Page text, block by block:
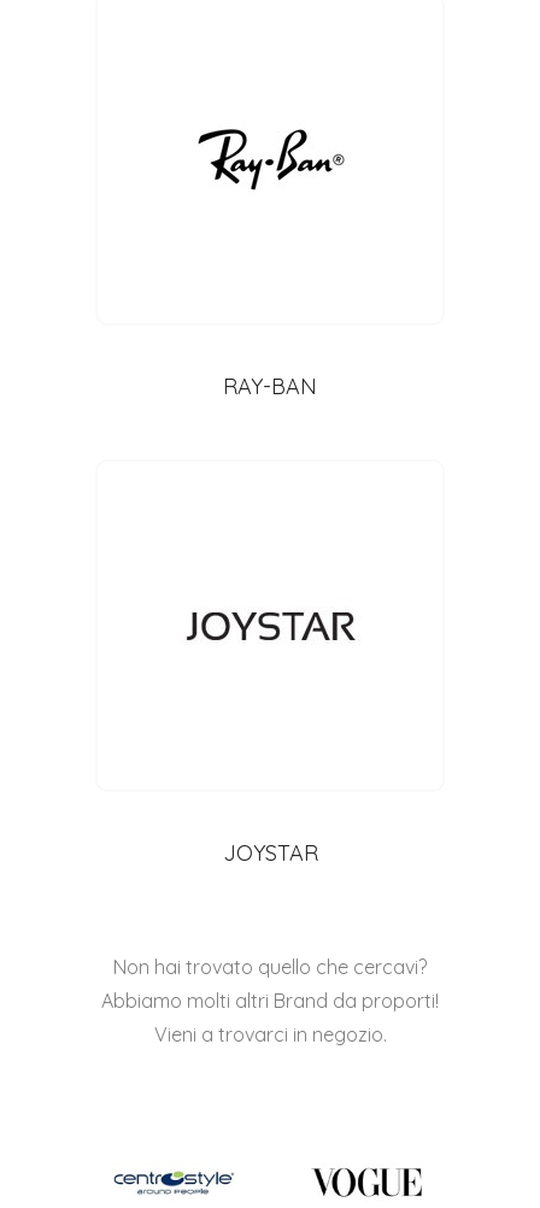
RAY-BAN
JOYSTAR
Non hai trovato quello che cercavi?
Abbiamo molti altri Brand da proporti!
Vieni a trovarci in negozio.